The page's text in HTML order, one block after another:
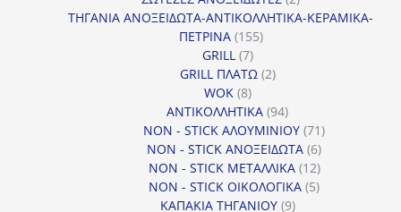
προϊόντα
ΤΗΓΑΝΙΑ ΑΝΟΞΕΙΔΩΤΑ-ΑΝΤΙΚΟΛΛΗΤΙΚΑ-ΚΕΡΑΜΙΚΑ-
ΠΕΤΡΙΝΑ 155155
GRILL 77
προϊόντα
GRILL ΠΛΑΤΩ 22
WOK 88
προϊόντα
ΑΝΤΙΚΟΛΛΗΤΙΚΑ 9494
προϊόντα
NON - STICK ΑΛΟΥΜΙΝΙΟΥ 7171
προϊόντα
NON - STICK ΑΝΟΞΕΙΔΩΤΑ 66
προϊόντα
NON - STICK ΜΕΤΑΛΛΙΚΑ 1212
προϊόντα
NON - STICK ΟΙΚΟΛΟΓΙΚΑ 55
ΚΑΠΑΚΙΑ ΤΗΓΑΝΙΟΥ 99